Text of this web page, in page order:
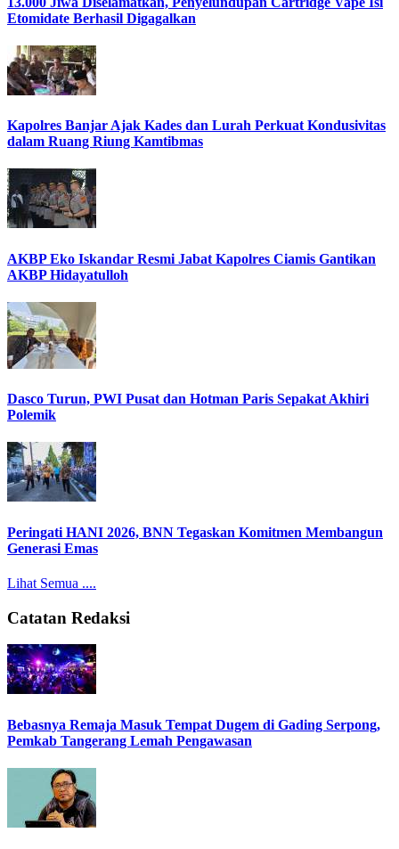
Etomidate Berhasil Digagalkan
Kapolres Banjar Ajak Kades dan Lurah Perkuat Kondusivitas
dalam Ruang Riung Kamtibmas
AKBP Eko Iskandar Resmi Jabat Kapolres Ciamis Gantikan
AKBP Hidayatulloh
Dasco Turun, PWI Pusat dan Hotman Paris Sepakat Akhiri
Polemik
Peringati HANI 2026, BNN Tegaskan Komitmen Membangun
Generasi Emas
Lihat Semua ....
Catatan Redaksi
Bebasnya Remaja Masuk Tempat Dugem di Gading Serpong,
Pemkab Tangerang Lemah Pengawasan